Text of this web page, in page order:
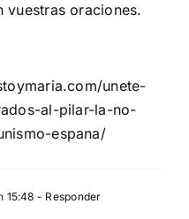
vuestras oraciones.
unete-
al-pilar-la-no-
espana/
15:48 - Responder